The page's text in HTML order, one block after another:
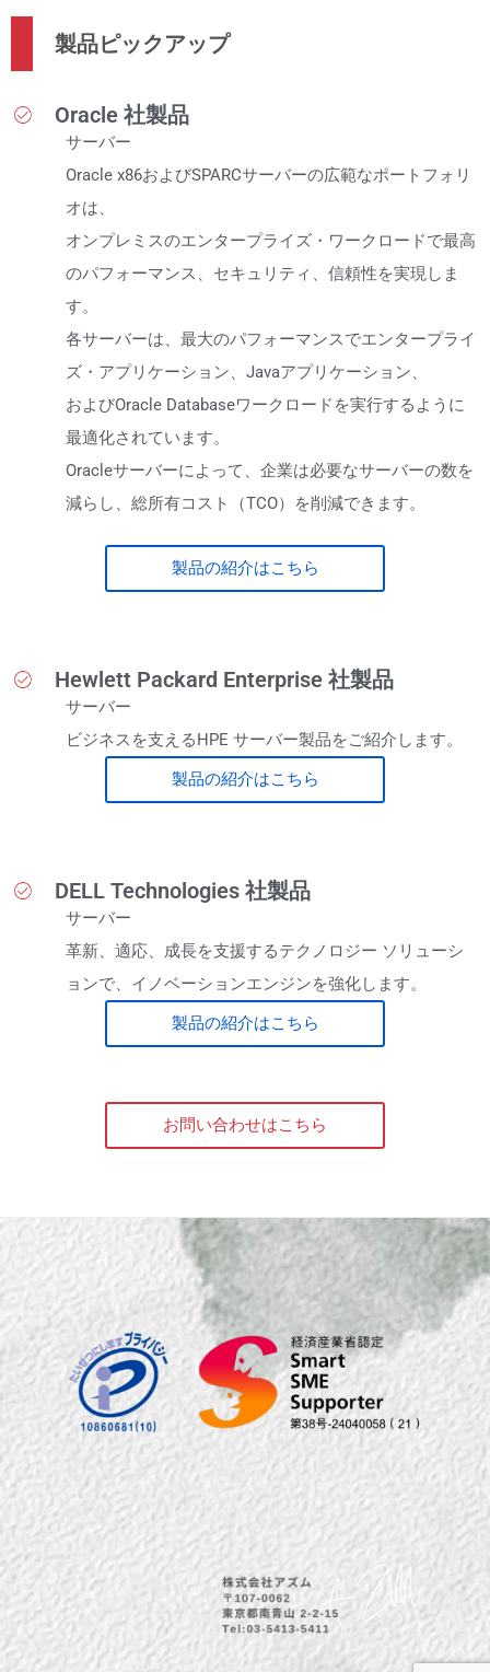
製品ピックアップ
Oracle 社製品
サーバー
Oracle x86およびSPARCサーバーの広範なポートフォリ
オは、
オンプレミスのエンタープライズ・ワークロードで最高
のパフォーマンス、セキュリティ、信頼性を実現しま
す。
各サーバーは、最大のパフォーマンスでエンタープライ
ズ・アプリケーション、Javaアプリケーション、
およびOracle Databaseワークロードを実行するように
最適化されています。
Oracleサーバーによって、企業は必要なサーバーの数を
減らし、総所有コスト（TCO）を削減できます。
製品の紹介はこちら
Hewlett Packard Enterprise 社製品
サーバー
ビジネスを支えるHPE サーバー製品をご紹介します。
製品の紹介はこちら
DELL Technologies 社製品
サーバー
革新、適応、成長を支援するテクノロジー ソリューシ
ョンで、イノベーションエンジンを強化します。
製品の紹介はこちら
お問い合わせはこちら